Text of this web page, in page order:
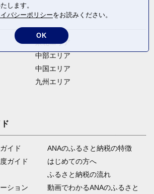
東北エリア
中部エリア
中国エリア
九州エリア
イド
ガイド
ション
ANAのふるさと納税の特徴
はじめての方へ
ふるさと納税の流れ
動画でわかるANAのふるさと
します。
バシーポリシーをお読みください。
OK